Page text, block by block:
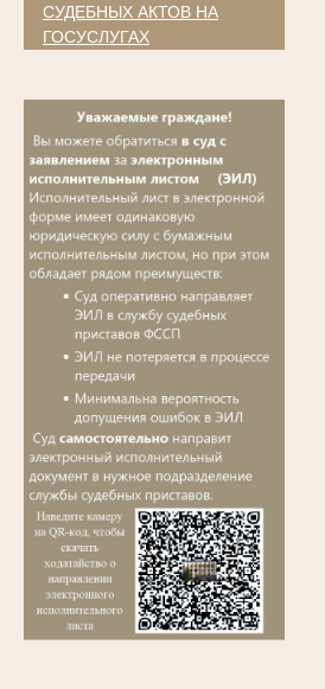
СУДЕБНЫХ АКТОВ НА
ГОСУСЛУГАХ